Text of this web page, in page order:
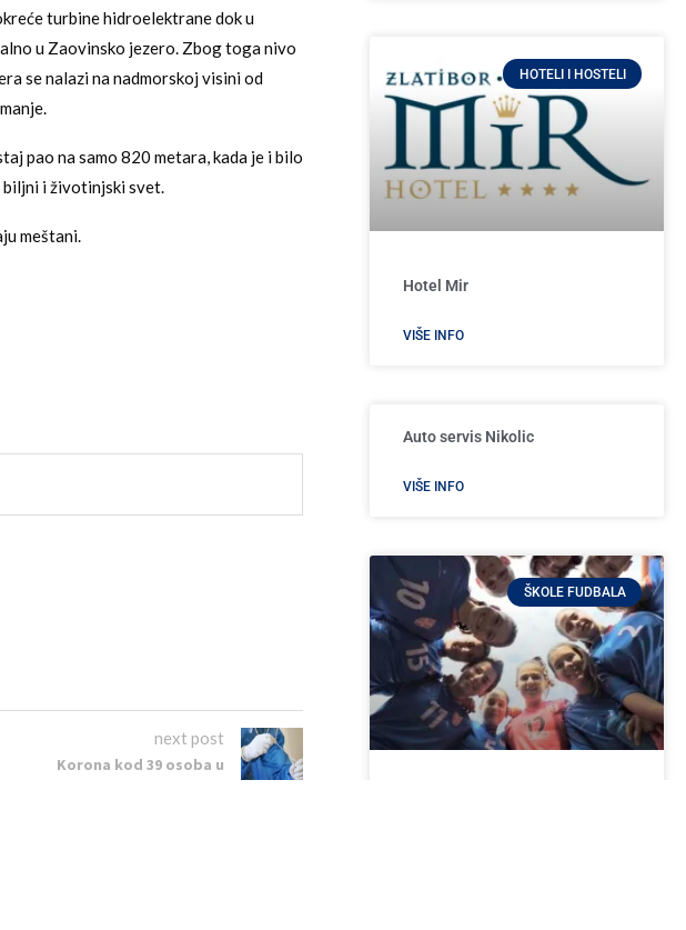
turbine hidroelektrane dok u
u Zaovinsko jezero. Zbog toga nivo
se nalazi na nadmorskoj visini od
pao na samo 820 metara, kada je i bilo
biljni i životinjski svet.
meštani.
next post
Korona kod 39 osoba u
HOTELI I HOSTELI
Hotel Mir
VIŠE INFO
Auto servis Nikolic
VIŠE INFO
ŠKOLE FUDBALA